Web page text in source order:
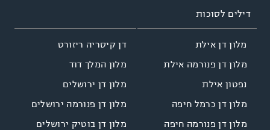
דילים לסוכות
מלון דן אילת
מלון דן פנורמה אילת
נפטון אילת
מלון דן כרמל חיפה
מלון דן פנורמה חיפה
דן קיסריה ריזורט
מלון המלך דוד
מלון דן ירושלים
מלון דן פנורמה ירושלים
מלון דן בוטיק ירושלים